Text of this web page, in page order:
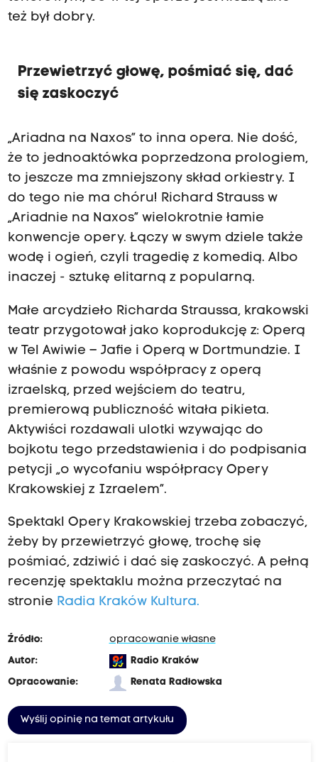
też był dobry.
Przewietrzyć głowę, pośmiać się, dać
się zaskoczyć
„Ariadna na Naxos” to inna opera. Nie dość,
że to jednoaktówka poprzedzona prologiem,
to jeszcze ma zmniejszony skład orkiestry. I
do tego nie ma chóru! Richard Strauss w
„Ariadnie na Naxos” wielokrotnie łamie
konwencje opery. Łączy w swym dziele także
wodę i ogień, czyli tragedię z komedią. Albo
inaczej - sztukę elitarną z popularną.
Małe arcydzieło Richarda Straussa, krakowski
teatr przygotował jako koprodukcję z: Operą
w Tel Awiwie – Jafie i Operą w Dortmundzie. I
właśnie z powodu współpracy z operą
izraelską, przed wejściem do teatru,
premierową publiczność witała pikieta.
Aktywiści rozdawali ulotki wzywając do
bojkotu tego przedstawienia i do podpisania
petycji „o wycofaniu współpracy Opery
Krakowskiej z Izraelem”.
Spektakl Opery Krakowskiej trzeba zobaczyć,
żeby by przewietrzyć głowę, trochę się
pośmiać, zdziwić i dać się zaskoczyć. A pełną
recenzję spektaklu można przeczytać na
stronie Radia Kraków Kultura.
Źródło:
opracowanie własne
Autor:
Radio Kraków
Opracowanie:
Renata Radłowska
Wyślij opinię na temat artykułu